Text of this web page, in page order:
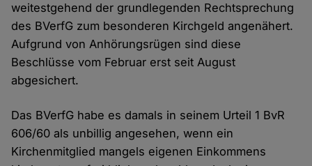
weitestgehend der grundlegenden Rechtsprechung
des BVerfG zum besonderen Kirchgeld angenähert.
Aufgrund von Anhörungsrügen sind diese
Beschlüsse vom Februar erst seit August
abgesichert.
Das BVerfG habe es damals in seinem Urteil 1 BvR
606/60 als unbillig angesehen, wenn ein
Kirchenmitglied mangels eigenen Einkommens